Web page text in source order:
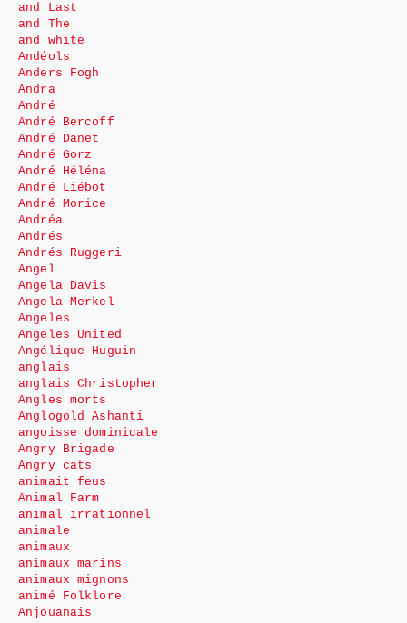
and Last
and The
and white
Andéols
Anders Fogh
Andra
André
André Bercoff
André Danet
André Gorz
André Héléna
André Liébot
André Morice
Andréa
Andrés
Andrés Ruggeri
Angel
Angela Davis
Angela Merkel
Angeles
Angeles United
Angélique Huguin
anglais
anglais Christopher
Angles morts
Anglogold Ashanti
angoisse dominicale
Angry Brigade
Angry cats
animait feus
Animal Farm
animal irrationnel
animale
animaux
animaux marins
animaux mignons
animé Folklore
Anjouanais